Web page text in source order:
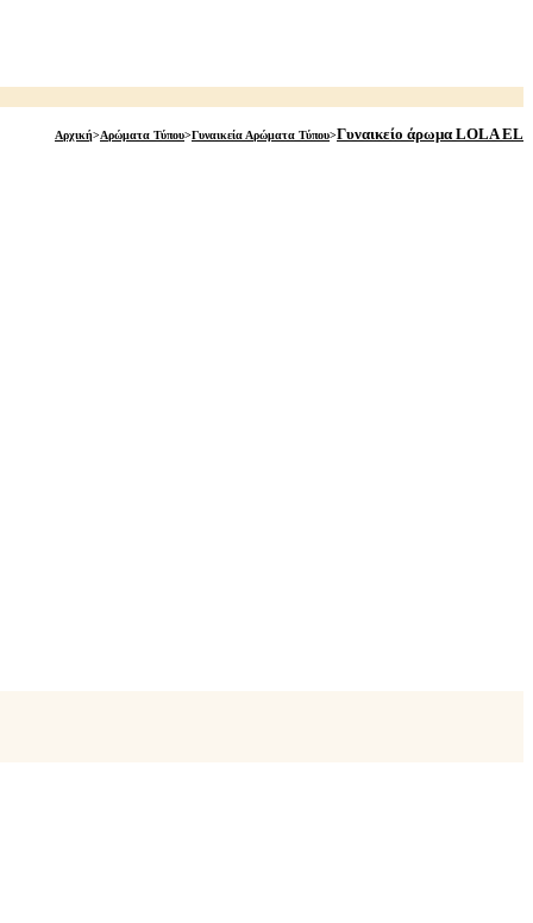
Αρχική>Αρώματα Τύπου>Γυναικεία Αρώματα Τύπου>Γυναικείο άρωμα LOLA EL